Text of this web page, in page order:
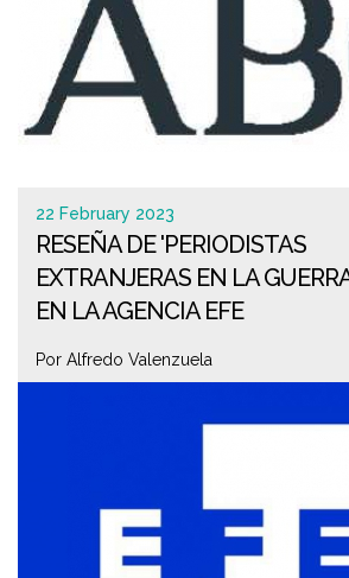
22 February 2023
RESEÑA DE 'PERIODISTAS
EXTRANJERAS EN LA
EN LA AGENCIA EFE
Por Alfredo Valenzuela